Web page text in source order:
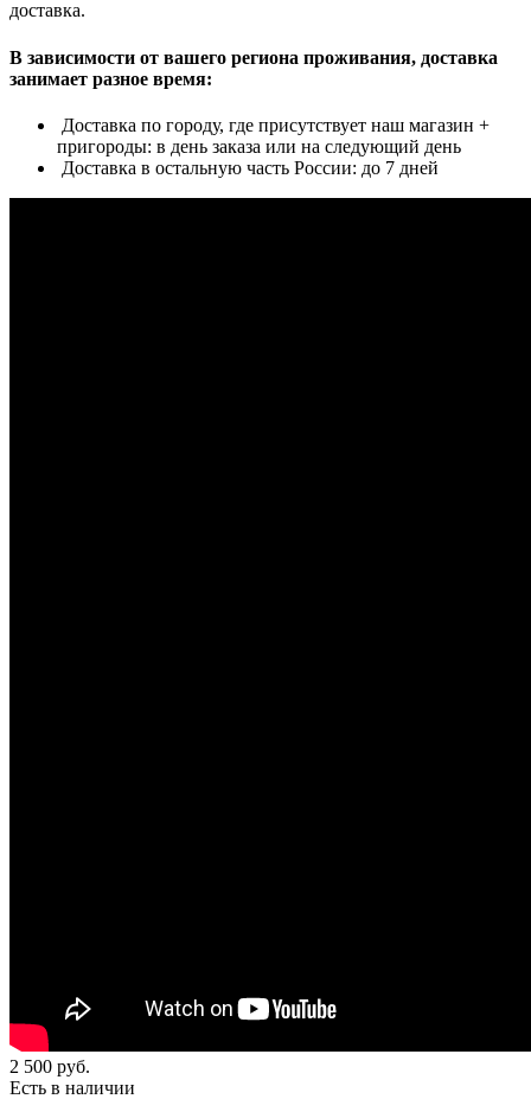
доставка.
В зависимости от вашего региона проживания, доставка
занимает разное время:
Доставка по городу, где присутствует наш магазин +
пригороды: в день заказа или на следующий день
Доставка в остальную часть России: до 7 дней
2 500 руб.
Есть в наличии